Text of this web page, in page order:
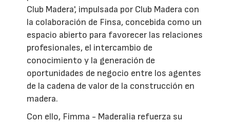
Club Madera', impulsada por Club Madera con
la colaboración de Finsa, concebida como un
espacio abierto para favorecer las relaciones
profesionales, el intercambio de
conocimiento y la generación de
oportunidades de negocio entre los agentes
de la cadena de valor de la construcción en
madera.
Con ello, Fimma - Maderalia refuerza su